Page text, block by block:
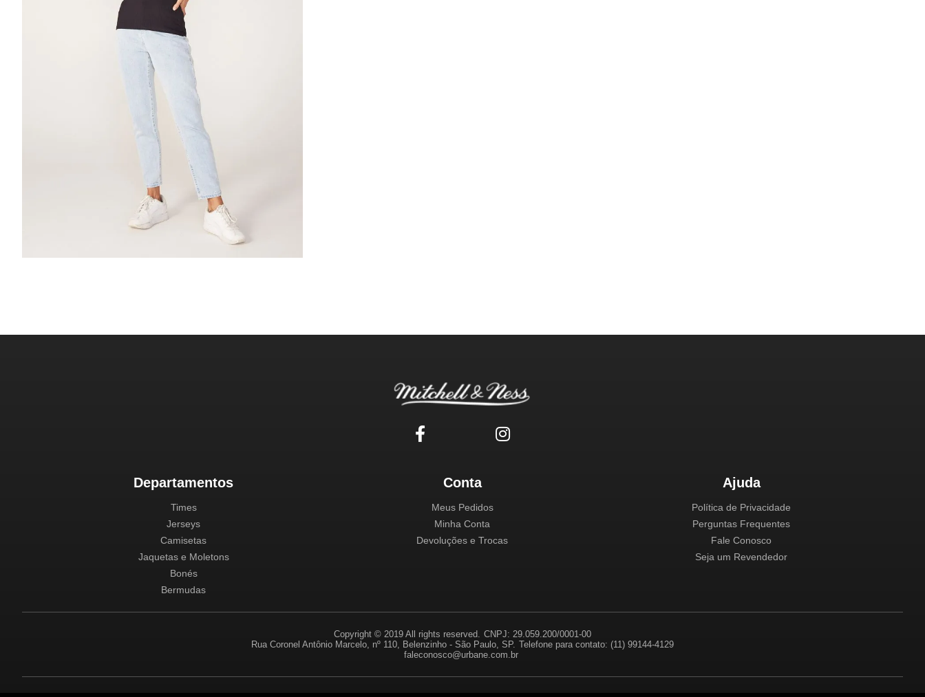
Departamentos
Times
Jerseys
Camisetas
Jaquetas e Moletons
Bonés
Bermudas
Conta
Meus Pedidos
Minha Conta
Devoluções e Trocas
Ajuda
Política de Privacidade
Perguntas Frequentes
Fale Conosco
Seja um Revendedor
Copyright © 2019 All rights reserved. CNPJ: 29.059.200/0001-00
Rua Coronel Antônio Marcelo, nº 110, Belenzinho - São Paulo, SP. Telefone para contato: (11) 99144-4129
faleconosco@urbane.com.br